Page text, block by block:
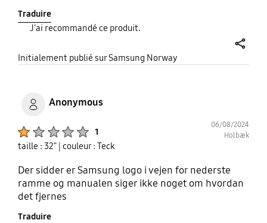
Traduire
J'ai recommandé ce produit.
Initialement publié sur Samsung Norway
Anonymous
1
06/08/2024
Holbæk
taille : 32" | couleur : Teck
Der sidder er Samsung logo i vejen for nederste
ramme og manualen siger ikke noget om hvordan
det fjernes
Traduire